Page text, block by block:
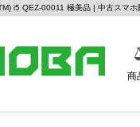
i5 QEZ-00011 極美品 | 中古スマホ
商